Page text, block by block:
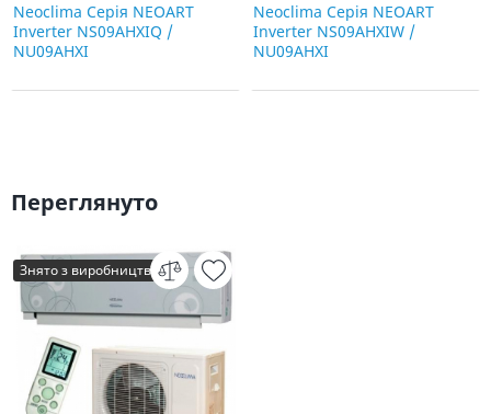
Neoclima Серія NEOART
Inverter NS09AHXIQ /
NU09AHXI
Neoclima Серія NEOART
Inverter NS09AHXIW /
NU09AHXI
Переглянуто
Знято з виробництва